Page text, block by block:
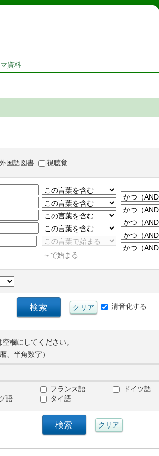
立図書館 蔵書検索・予約システム
資料
国語図書 視聴覚
～で始まる
清音化する
欄にしてください。
、半角数字）
フランス語 ドイツ語
語 タイ語